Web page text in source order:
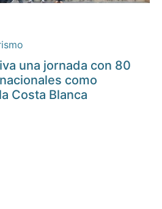
una jornada con 80
como
Costa Blanca